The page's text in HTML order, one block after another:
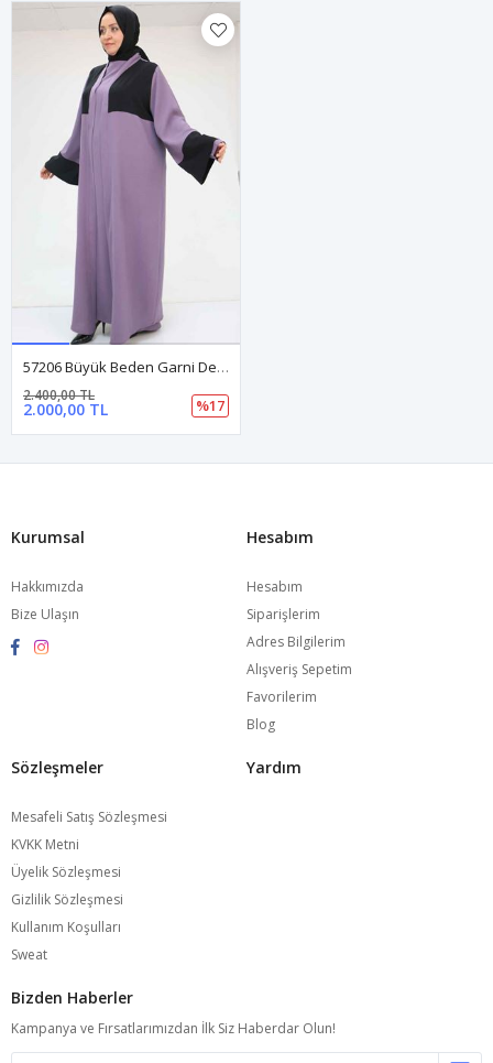
57206 Büyük Beden Garni Detaylı Etamin Elbiseli Abaya - Lila-Siyah
2.000,00 TL
2.400,00 TL
%17
Kurumsal
Hakkımızda
Bize Ulaşın
Hesabım
Hesabım
Siparişlerim
Adres Bilgilerim
Alışveriş Sepetim
Favorilerim
Blog
Sözleşmeler
Mesafeli Satış Sözleşmesi
KVKK Metni
Üyelik Sözleşmesi
Gizlilik Sözleşmesi
Kullanım Koşulları
Sweat
Yardım
Bizden Haberler
Kampanya ve Fırsatlarımızdan İlk Siz Haberdar Olun!